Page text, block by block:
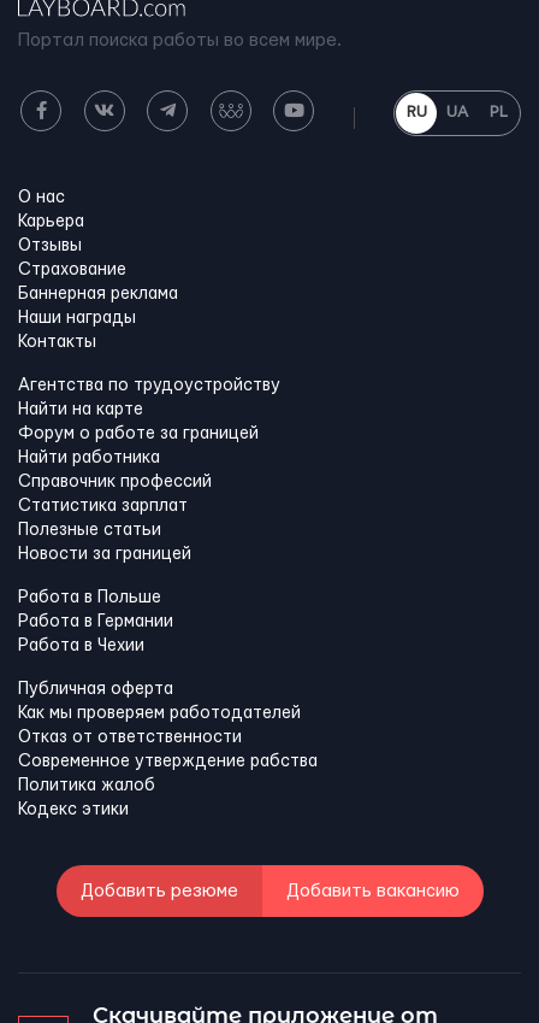
Портал поиска работы во всем мире.
RU UA PL
О нас
Карьера
Отзывы
Страхование
Баннерная реклама
Наши награды
Контакты
Агентства по трудоустройству
Найти на карте
Форум о работе за границей
Найти работника
Справочник профессий
Статистика зарплат
Полезные статьи
Новости за границей
Работа в Польше
Работа в Германии
Работа в Чехии
Публичная оферта
Как мы проверяем работодателей
Отказ от ответственности
Современное утверждение рабства
Политика жалоб
Кодекс этики
Добавить резюме Добавить вакансию
Скачивайте приложение от